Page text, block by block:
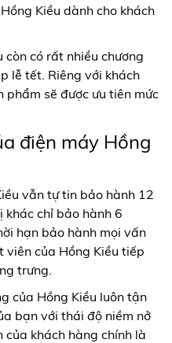
Kiều dành cho khách
có rất nhiều chương
lễ tết. Riêng với khách
phẩm sẽ được ưu tiên mức
điện máy Hồng
vẫn tự tin bảo hành 12
chỉ bảo hành 6
hạn bảo hành mọi vấn
của Hồng Kiều tiếp
trưng.
của Hồng Kiều luôn tận
bạn với thái độ niềm nở
khách hàng chính là